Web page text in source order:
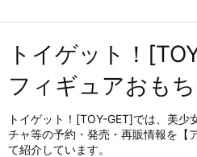
トイゲット！
フィギュアおも
トイゲット！[TOY-GET]では、美少
チャ等の予約・発売・再販情報を【
て紹介しています。